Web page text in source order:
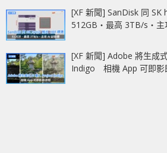
[XF 新聞] SanDisk 同
512GB‧最高 3TB/s‧主
[XF 新聞] Adobe 將生成
Indigo 相機 App 可即影